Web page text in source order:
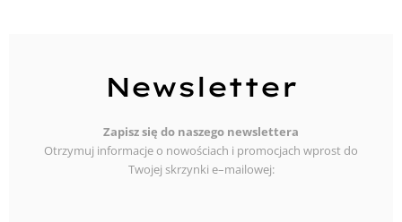
Newsletter
Zapisz się do naszego newslettera
Otrzymuj informacje o nowościach i promocjach wprost do
Twojej skrzynki e–mailowej: